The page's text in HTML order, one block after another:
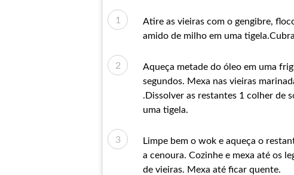
Atire as vieiras com o gengibre,
amido de milho em uma
Aqueça metade do óleo em uma
segundos. Mexa nas vieiras
.Dissolver as restantes 1 colher de
uma tigela.
Limpe bem o wok e aqueça o
a cenoura. Cozinhe e mexa até os
de vieiras. Mexa até ficar quente.